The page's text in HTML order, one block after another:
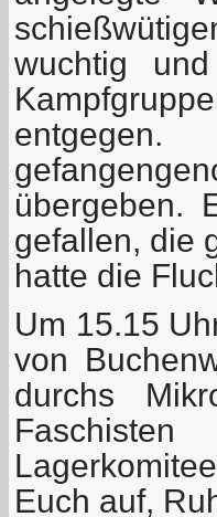
wuchtig
übergeben.
gefallen, die
hatte die
Um 15.15
von
durchs
Euch auf,